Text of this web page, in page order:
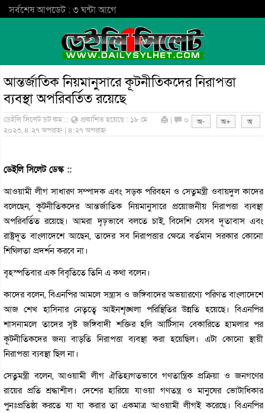
সর্বশেষ আপডেট : ৩ ঘন্টা আগে
আন্তর্জাতিক নিয়মানুসারে কূটনীতিকদের নিরাপত্তা
ব্যবস্থা অপরিবর্তিত রয়েছে
ডেইলি সিলেট ডট কম ::
প্রকাশিত হয়েছে : ১৮ মে
২০২৩, ৪:২৭ অপরাহ্ন | ৪:২৭ অপরাহ্ন
| ০
ডেইলি সিলেট ডেস্ক ::
আওয়ামী লীগ সাধারণ সম্পাদক এবং সড়ক পরিবহন ও সেতুমন্ত্রী ওবায়দুল কাদের
বলেছেন, কূটনীতিকদের আন্তর্জাতিক নিয়মানুসারে প্রয়োজনীয় নিরাপত্তা ব্যবস্থা
অপরিবর্তিত রয়েছে। আমরা দৃঢ়ভাবে বলতে চাই, বিদেশি যেসব দূতাবাস এবং
রাষ্ট্রদূত বাংলাদেশে আছেন, তাদের সব নিরাপত্তার ক্ষেত্রে বর্তমান সরকার কোনো
শিথিলতা প্রদর্শন করবে না।
বৃহস্পতিবার এক বিবৃতিতে তিনি এ কথা বলেন।
কাদের বলেন, বিএনপির আমলে সন্ত্রাস ও জঙ্গিবাদের অভয়ারণ্যে পরিণত বাংলাদেশে
আজ শেখ হাসিনার নেতৃত্বে আইনশৃঙ্খলা পরিস্থিতির উন্নতি হয়েছে। বিএনপির
শাসনামলে তাদের সৃষ্ট জঙ্গিবাদী শক্তির হলি আর্টিসান বেকারিতে হামলার পর
কূটনীতিকদের জন্য বাড়তি নিরাপত্তা ব্যবস্থা করা হয়েছিল। এটা কোনো স্থায়ী
নিরাপত্তা ব্যবস্থা ছিল না।
সেতুমন্ত্রী বলেন, আওয়ামী লীগ ঐতিহ্যগতভাবে গণতান্ত্রিক প্রক্রিয়া ও জনগণের
রায়ের প্রতি শ্রদ্ধাশীল। দেশের হারিয়ে যাওয়া গণতন্ত্র ও মানুষের ভোটাধিকার
পুনঃপ্রতিষ্ঠা করতে যা যা করার তা একমাত্র আওয়ামী লীগই করেছে। বিএনপির